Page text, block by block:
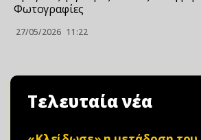
Φωτoγραφίες
27/05/2026 11:22
Τελευταία νέα